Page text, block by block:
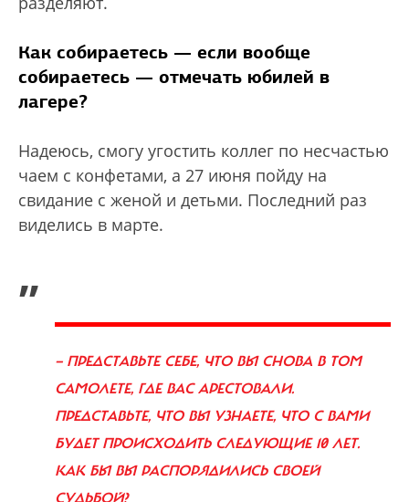
Как собираетесь — если вообще
собираетесь — отмечать юбилей в
лагере?
Надеюсь, смогу угостить коллег по несчастью
чаем с конфетами, а 27 июня пойду на
свидание с женой и детьми. Последний раз
виделись в марте.
„
— ПРЕДСТАВЬТЕ СЕБЕ, ЧТО ВЫ СНОВА В ТОМ
САМОЛЕТЕ, ГДЕ ВАС АРЕСТОВАЛИ.
ПРЕДСТАВЬТЕ, ЧТО ВЫ УЗНАЕТЕ, ЧТО С ВАМИ
БУДЕТ ПРОИСХОДИТЬ СЛЕДУЮЩИЕ 10 ЛЕТ.
КАК БЫ ВЫ РАСПОРЯДИЛИСЬ СВОЕЙ